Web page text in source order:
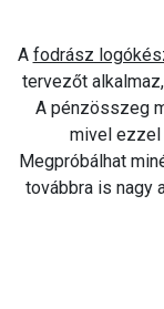
A fodrász
tervezőt
A pénzösszeg
mivel ezzel
Megpróbálhat
továbbra is nagy